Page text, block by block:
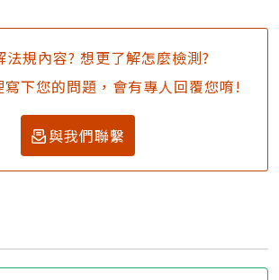
法規內容? 想更了解怎麼檢測?
下您的問題，會有專人回覆您唷!
與我們聯繫